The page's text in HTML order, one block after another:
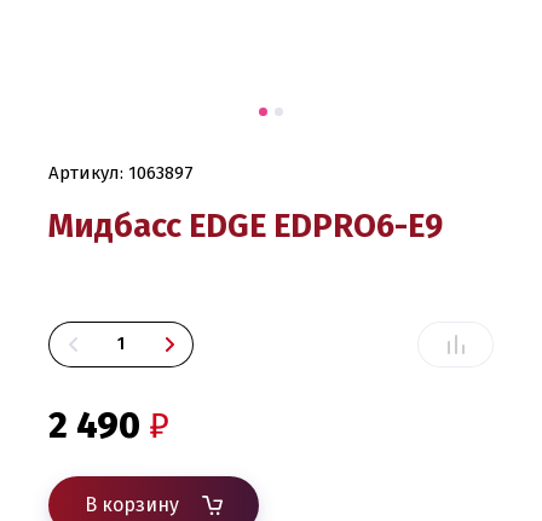
Артикул: 1063897
Мидбасс EDGE EDPRO6-E9
2 490 ₽
В корзину